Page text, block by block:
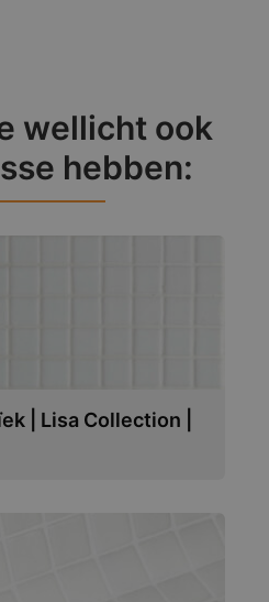
wellicht ook
hebben:
| Lisa Collection |